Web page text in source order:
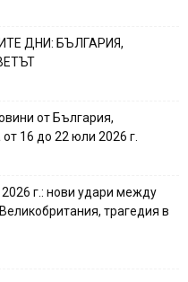
ДНИ: БЪЛГАРИЯ,
от България,
16 до 22 юли 2026 г.
г.: нови удари между
трагедия в